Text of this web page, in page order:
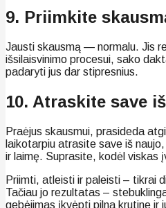
9. Priimkite
Jausti skausmą — normalu. Jis
išsilaisvinimo procesui, sako
padaryti jus dar stipresnius.
10. Atraskite save
Praėjus skausmui, prasideda
laikotarpiu atrasite save iš
ir laimę. Suprasite, kodėl viskas
Priimti, atleisti ir paleisti – tikrai
Tačiau jo rezultatas –
gebėjimas įkvėpti pilna krutine ir